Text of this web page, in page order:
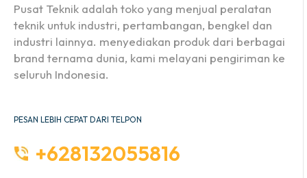
Pusat Teknik adalah toko yang menjual peralatan
teknik untuk industri, pertambangan, bengkel dan
industri lainnya. menyediakan produk dari berbagai
brand ternama dunia, kami melayani pengiriman ke
seluruh Indonesia.
PESAN LEBIH CEPAT DARI TELPON
+628132055816